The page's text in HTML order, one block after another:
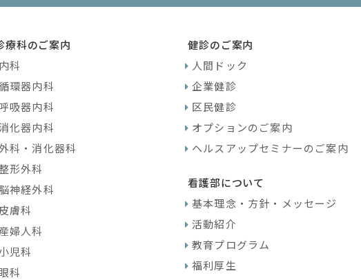
療科のご案内
科
環器内科
吸器内科
化器内科
科・消化器科
形外科
神経外科
膚科
婦人科
児科
科
健診のご案内
人間ドック
企業健診
区民健診
オプションのご案内
ヘルスアップセミナーのご案内
看護部について
基本理念・方針・メッセージ
活動紹介
教育プログラム
福利厚生